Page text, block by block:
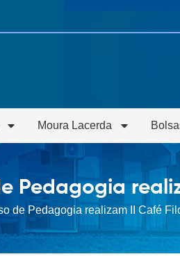
Moura Lacerda
Pedagogia
de Pedagogia realizam II Café